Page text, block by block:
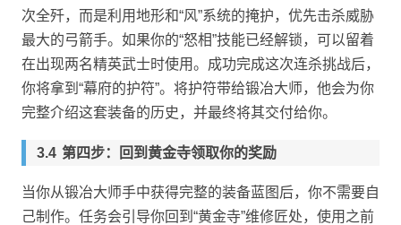
次全歼，而是利用地形和“风”系统的掩护，优先击杀威胁
最大的弓箭手。如果你的“怒相”技能已经解锁，可以留着
在出现两名精英武士时使用。成功完成这次连杀挑战后，
你将拿到“幕府的护符”。将护符带给锻冶大师，他会为你
完整介绍这套装备的历史，并最终将其交付给你。
第四步：回到黄金寺领取你的奖励
当你从锻冶大师手中获得完整的装备蓝图后，你不需要自
己制作。任务会引导你回到“黄金寺”维修匠处，使用之前